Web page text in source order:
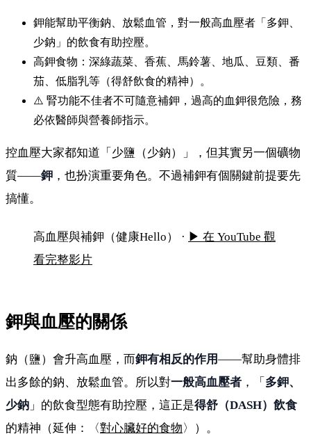
鉀能幫助平衡鈉、放鬆血管，對一般高血壓者「多鉀、
少鈉」的飲食有助控壓。
高鉀食物：深綠蔬菜、香蕉、馬鈴薯、地瓜、豆類、番
茄、低脂乳等（得舒飲食的精神）。
⚠️ 腎功能不佳者不可隨意補鉀，過高的血鉀很危險，務
必依醫師與營養師指示。
控血壓大家都知道「少鹽（少鈉）」，但其實另一個礦物
質——鉀 ，也扮演重要角色。不過補鉀有個關鍵前提要先
搞懂。
高血壓與補鉀（健康Hello） · ▶ 在 YouTube 觀
看完整影片
鉀與血壓的關係
鈉（鹽）會升高血壓，而鉀有相反的作用——幫助身體排
出多餘的鈉、放鬆血管。所以對一般高血壓者 ，「 多鉀、
少鈉 」的飲食型態有助控壓，這正是得舒（DASH）飲食
的精神（延伸：〈對心臟好的食物 〉）。